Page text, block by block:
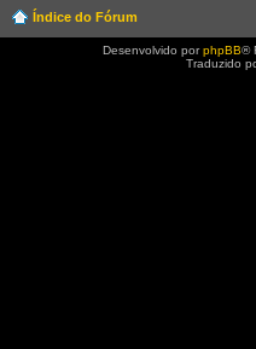
Índice do Fórum
Desenvolvido porphpBB®
Traduzido